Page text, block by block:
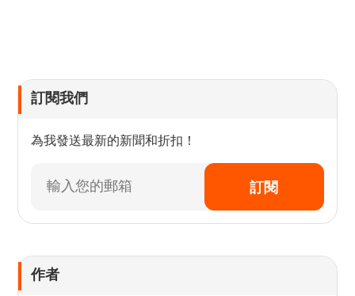
訂閱我們
為我發送最新的新聞和折扣！
訂閱
作者